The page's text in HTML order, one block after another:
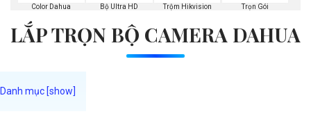
Color Dahua Bộ Ultra HD Trộm Hikvision Trọn Gói
LẮP TRỌN BỘ CAMERA DAHUA